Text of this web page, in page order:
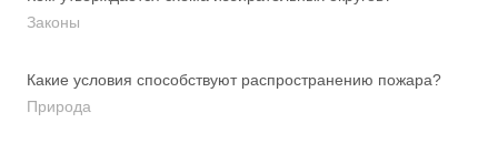
Законы
Какие условия способствуют распространению пожара?
Природа